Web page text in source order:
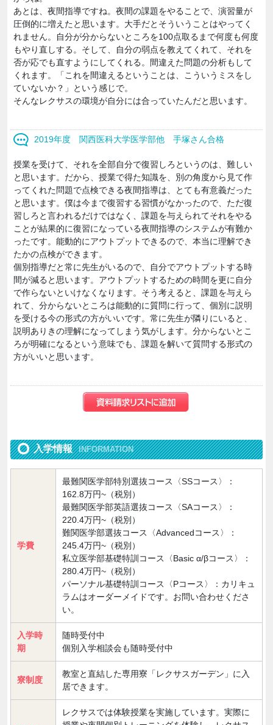
あとは、夜間指導ですね。夜間の課題をやることで、演習量が
圧倒的に増えたと思います。大手だとそういうことはやってく
れません。自分が分からないところを100点取るまで何度も何度
もやり直しする。そして、自分の弱点を教えてくれて、それを
否が応でも直すようにしてくれる。間違えた問題の分析もして
くれます。「これを間違えるということは、こういうミスをし
ていないか？」という感じで。
そんなレクサスの環境が自分には合っていたんだと思います。
2019年度 関西医科大学医学部他 手塚さん合格
授業を受けて、それを全部自分で復習しろというのは、難しい
と思います。だから、授業で得た知識を、別の角度から見て作
ってくれた問題で点検できる夜間指導は、とても有意義だった
と思います。僕は今まで復習する習慣がなかったので、ただ復
習しろと言われるだけではなく、課題を与えられてそれをやる
ことが結果的に復習になっている夜間指導のシステムが有難か
ったです。能動的にアウトプットできるので、本当に理解でき
たかの点検ができます。
個別指導だと常に先生がいるので、自分でアウトプットする時
間が減ると思います。アウトプットするための時間を更に自分
で作らないといけなくなります。そう考えると、課題を与えら
れて、分からないところは能動的に質問に行って、個別に説明
を受ける今の形式の方がいいです。常に先生が隣りにいると、
説明ありきの理解になってしまう気がします。分からないとこ
ろが明確になるという意味でも、課題を解いて質問する形式の
方がいいと思います。
入学情報 INFORMATION
学費
最難関医学部特別選抜コース〈SSコース〉：
162.8万円~（税別）
最難関医学部英語選抜コース〈SAコース〉：
220.4万円~（税別）
難関医学部選抜コース〈Advancedコース〉：
245.4万円~（税別）
私立医学部基礎特訓コース〈Basic α/βコース〉：
280.4万円~（税別）
パーソナル基礎特訓コース〈Pコース〉：カリキュ
ラムはオーダーメイドです。お問い合わせくださ
い。
入学時
期
随時受付中
個別入学相談会も随時受付中
寮制度
教室と直結した専用寮「レクサスガーデン」に入
居できます。
レクサスでは体験授業を実施しています。実際に